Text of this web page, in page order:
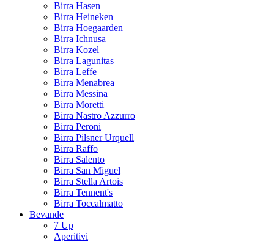
Birra Hasen
Birra Heineken
Birra Hoegaarden
Birra Ichnusa
Birra Kozel
Birra Lagunitas
Birra Leffe
Birra Menabrea
Birra Messina
Birra Moretti
Birra Nastro Azzurro
Birra Peroni
Birra Pilsner Urquell
Birra Raffo
Birra Salento
Birra San Miguel
Birra Stella Artois
Birra Tennent's
Birra Toccalmatto
Bevande
7 Up
Aperitivi